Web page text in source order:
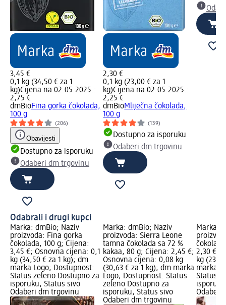
3,45 €
0,1 kg (34,50 € za 1
kg)Cijena na 02.05.2025.:
2,75 €
dmBioFina gorka čokolada,
100 g
(206)
Obavijesti
Dostupno za isporuku
Odaberi dm trgovinu
2,30 €
0,1 kg (23,00 € za 1
kg)Cijena na 02.05.2025.:
2,25 €
dmBioMliječna čokolada,
100 g
(139)
Dostupno za isporuku
Odaberi dm trgovinu
Odabrali i drugi kupci
Marka: dmBio; Naziv
proizvoda: Fina gorka
čokolada, 100 g; Cijena:
3,45 €; Osnovna cijena: 0,1
kg (34,50 € za 1 kg); dm
marka Logo; Dostupnost:
Status zeleno Dostupno za
isporuku, Status sivo
Odaberi dm trgovinu
Marka: dmBio; Naziv
proizvoda: Sierra Leone
tamna čokolada sa 72 %
kakaa, 80 g; Cijena: 2,45 €;
Osnovna cijena: 0,08 kg
(30,63 € za 1 kg); dm marka
Logo; Dostupnost: Status
zeleno Dostupno za
isporuku, Status sivo
Odaberi dm trgovinu
Marka:
2,30 €;
kg
marka
Status
Odaberi